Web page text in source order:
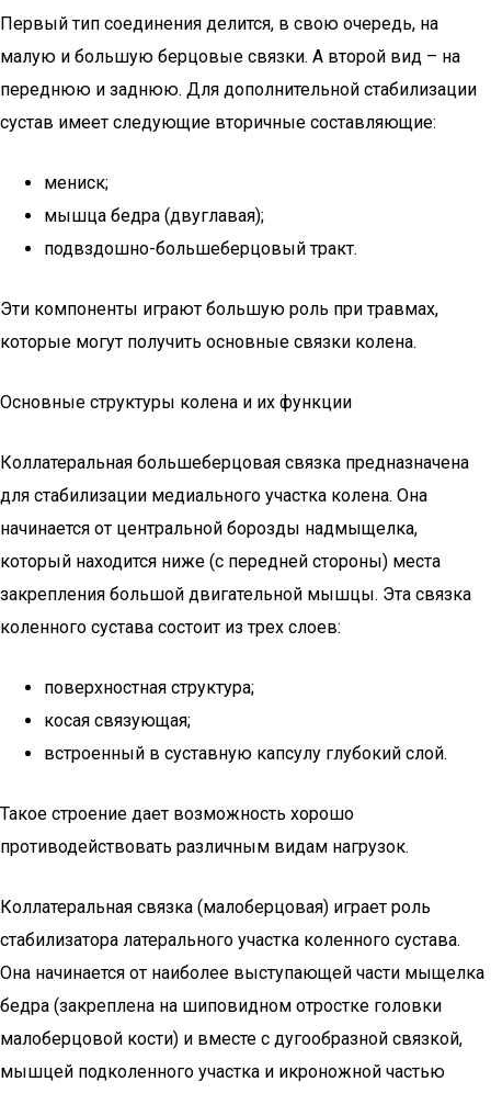
Первый тип соединения делится, в свою очередь, на
малую и большую берцовые связки. А второй вид – на
переднюю и заднюю. Для дополнительной стабилизации
сустав имеет следующие вторичные составляющие:
мениск;
мышца бедра (двуглавая);
подвздошно-большеберцовый тракт.
Эти компоненты играют большую роль при травмах,
которые могут получить основные связки колена.
Основные структуры колена и их функции
Коллатеральная большеберцовая связка предназначена
для стабилизации медиального участка колена. Она
начинается от центральной борозды надмыщелка,
который находится ниже (с передней стороны) места
закрепления большой двигательной мышцы. Эта связка
коленного сустава состоит из трех слоев:
поверхностная структура;
косая связующая;
встроенный в суставную капсулу глубокий слой.
Такое строение дает возможность хорошо
противодействовать различным видам нагрузок.
Коллатеральная связка (малоберцовая) играет роль
стабилизатора латерального участка коленного сустава.
Она начинается от наиболее выступающей части мыщелка
бедра (закреплена на шиповидном отростке головки
малоберцовой кости) и вместе с дугообразной связкой,
мышцей подколенного участка и икроножной частью